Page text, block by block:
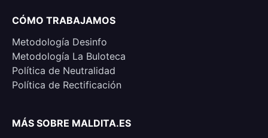
CÓMO TRABAJAMOS
Metodología Desinfo
Metodología La Buloteca
Política de Neutralidad
Política de Rectificación
MÁS SOBRE MALDITA.ES